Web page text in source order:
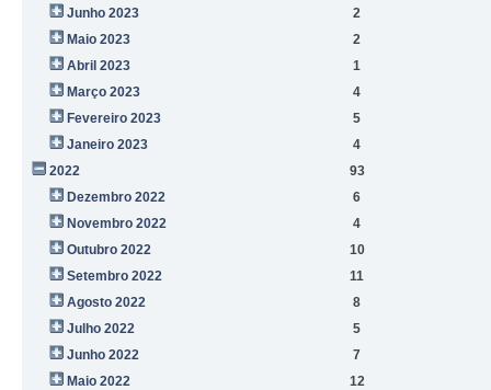
Junho 2023
2
Maio 2023
2
Abril 2023
1
Março 2023
4
Fevereiro 2023
5
Janeiro 2023
4
2022
93
Dezembro 2022
6
Novembro 2022
4
Outubro 2022
10
Setembro 2022
11
Agosto 2022
8
Julho 2022
5
Junho 2022
7
Maio 2022
12